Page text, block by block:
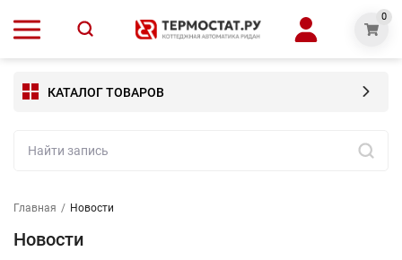
0
КАТАЛОГ ТОВАРОВ
Главная / Новости
Новости